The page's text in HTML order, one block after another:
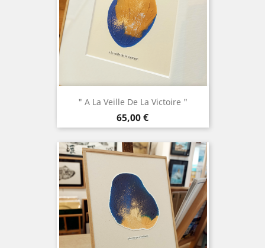
" A La Veille De La Victoire "
Prix
65,00 €